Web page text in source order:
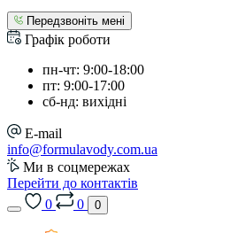
Передзвоніть мені
Графік роботи
пн-чт: 9:00-18:00
пт: 9:00-17:00
сб-нд: вихідні
E-mail
info@formulavody.com.ua
Ми в соцмережах
Перейти до контактів
0
0 0